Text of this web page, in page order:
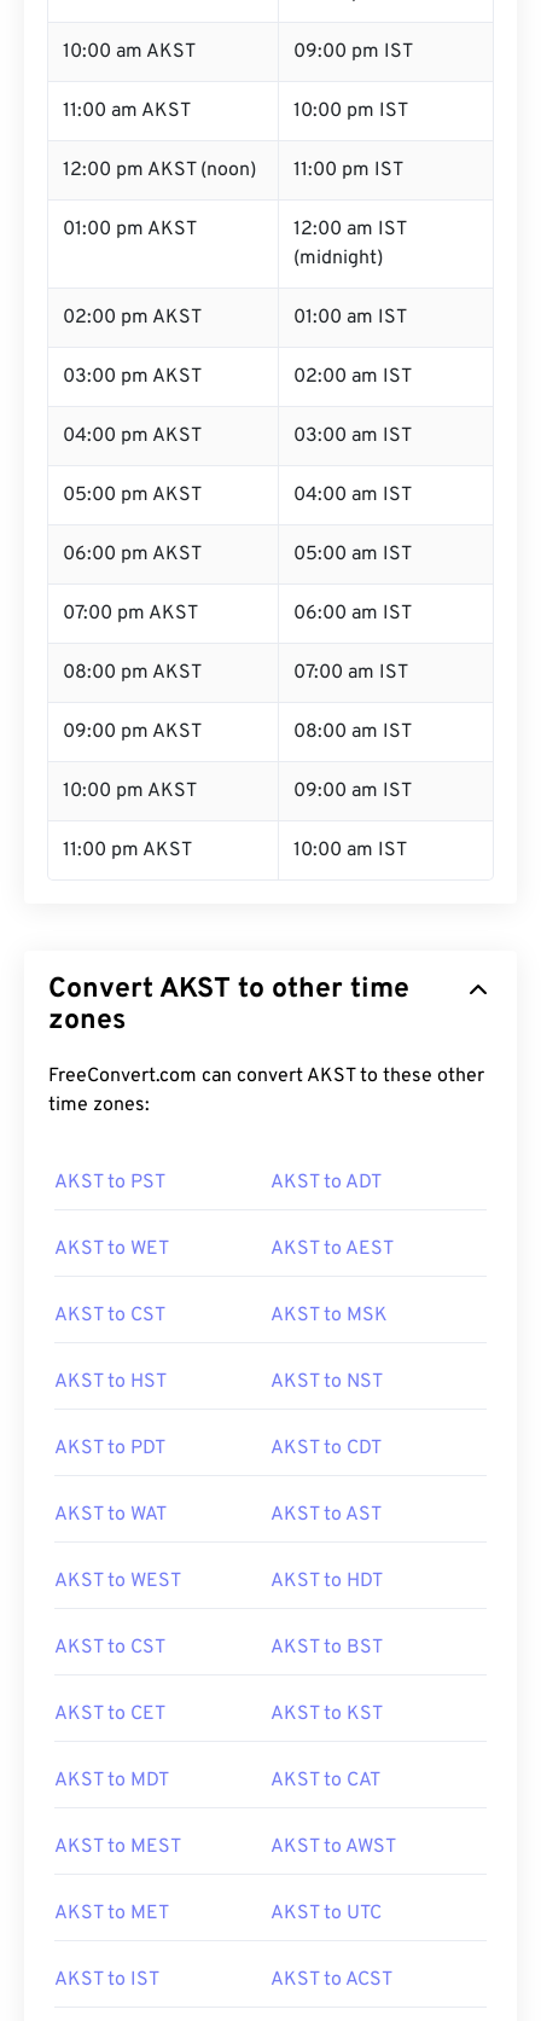
10:00 am AKST 09:00 pm IST
11:00 am AKST 10:00 pm IST
12:00 pm AKST (noon) 11:00 pm IST
01:00 pm AKST
12:00 am IST
(midnight)
02:00 pm AKST 01:00 am IST
03:00 pm AKST 02:00 am IST
04:00 pm AKST 03:00 am IST
05:00 pm AKST 04:00 am IST
06:00 pm AKST 05:00 am IST
07:00 pm AKST 06:00 am IST
08:00 pm AKST 07:00 am IST
09:00 pm AKST 08:00 am IST
10:00 pm AKST 09:00 am IST
11:00 pm AKST 10:00 am IST
Convert AKST to other time
zones
FreeConvert.com can convert AKST to these other
time zones:
AKST to PST AKST to ADT
AKST to WET AKST to AEST
AKST to CST AKST to MSK
AKST to HST AKST to NST
AKST to PDT AKST to CDT
AKST to WAT AKST to AST
AKST to WEST AKST to HDT
AKST to CST AKST to BST
AKST to CET AKST to KST
AKST to MDT AKST to CAT
AKST to MEST AKST to AWST
AKST to MET AKST to UTC
AKST to IST AKST to ACST